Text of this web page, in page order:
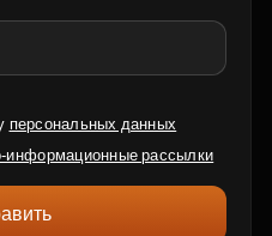
персональных данных
информационные рассылки